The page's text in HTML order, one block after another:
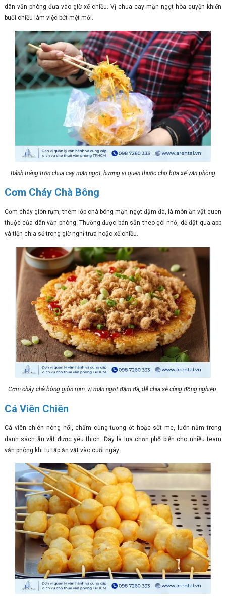
dân văn phòng đưa vào giờ xế chiều. Vị chua cay mặn ngọt hòa quyện khiến
buổi chiều làm việc bớt mệt mỏi.
Bánh tráng trộn chua cay mặn ngọt, hương vị quen thuộc cho bữa xế văn phòng
Cơm Cháy Chà Bông
Cơm cháy giòn rụm, thêm lớp chà bông mặn ngọt đậm đà, là món ăn vặt quen
thuộc của dân văn phòng. Thường được bán sẵn theo gói nhỏ, dễ đặt qua app
và tiện chia sẻ trong giờ nghỉ trưa hoặc xế chiều.
Cơm cháy chà bông giòn rụm, vị mặn ngọt đậm đà, dễ chia sẻ cùng đồng nghiệp.
Cá Viên Chiên
Cá viên chiên nóng hổi, chấm cùng tương ớt hoặc sốt me, luôn nằm trong
danh sách ăn vặt được yêu thích. Đây là lựa chọn phổ biến cho nhiều team
văn phòng khi tụ tập ăn vặt vào cuối ngày.